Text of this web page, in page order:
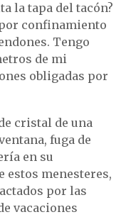
la tapa del tacón?
confinamiento
Tengo
de mi
obligadas por
cristal de una
fuga de
en su
estos menesteres,
por las
vacaciones